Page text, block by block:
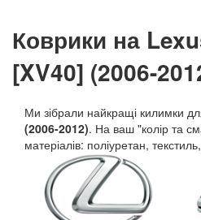
Коврики на
[XV40] (2006-
Ми зібрали найкращі килимки
(2006-2012). На ваш "колір та
матеріалів: поліуретан,